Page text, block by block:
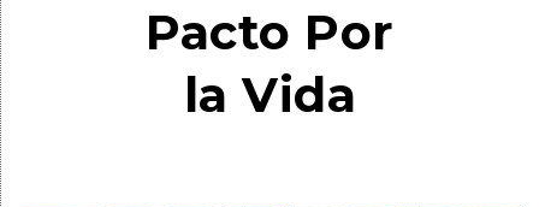
Pacto Por
la Vida